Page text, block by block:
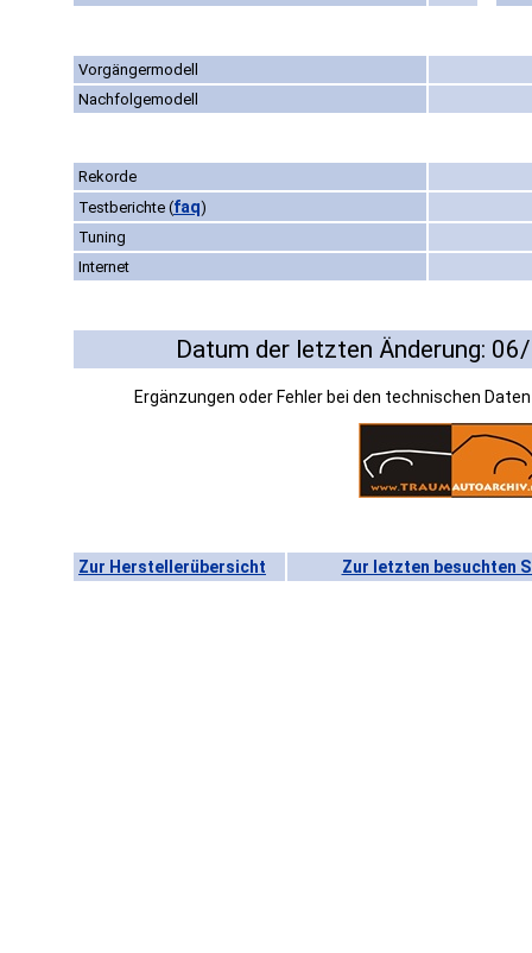
Vorgängermodell
Nachfolgemodell
Rekorde
Testberichte (faq)
Tuning
Internet
Datum der letzten Änderung:
Ergänzungen oder Fehler bei den technischen
Zur Herstellerübersicht Zur letzten besuchten